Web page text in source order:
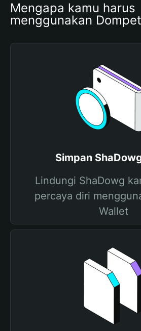
Mengapa kamu harus
menggunakan
Simpan
Lindungi ShaDowg
percaya diri
Wallet